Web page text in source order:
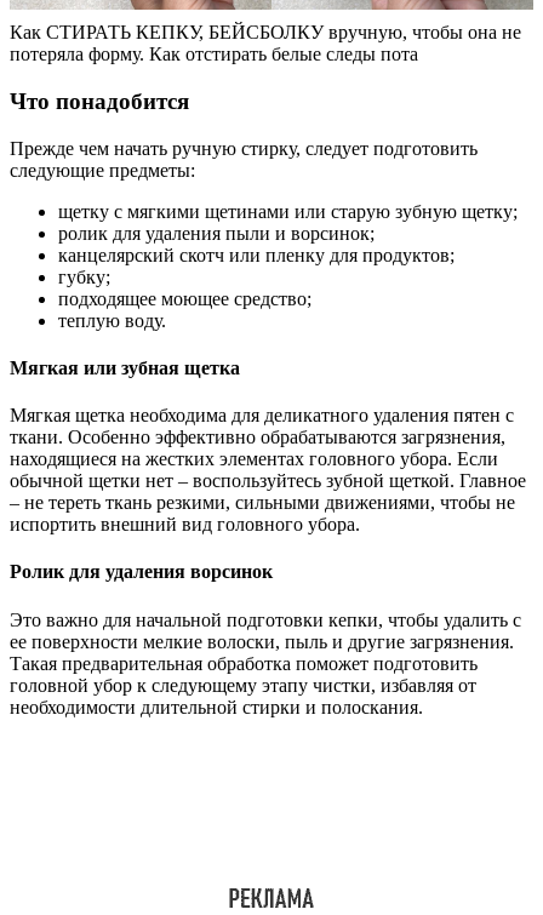
Как СТИРАТЬ КЕПКУ, БЕЙСБОЛКУ вручную, чтобы она не
потеряла форму. Как отстирать белые следы пота
Что понадобится
Прежде чем начать ручную стирку, следует подготовить
следующие предметы:
щетку с мягкими щетинами или старую зубную щетку;
ролик для удаления пыли и ворсинок;
канцелярский скотч или пленку для продуктов;
губку;
подходящее моющее средство;
теплую воду.
Мягкая или зубная щетка
Мягкая щетка необходима для деликатного удаления пятен с
ткани. Особенно эффективно обрабатываются загрязнения,
находящиеся на жестких элементах головного убора. Если
обычной щетки нет – воспользуйтесь зубной щеткой. Главное
– не тереть ткань резкими, сильными движениями, чтобы не
испортить внешний вид головного убора.
Ролик для удаления ворсинок
Это важно для начальной подготовки кепки, чтобы удалить с
ее поверхности мелкие волоски, пыль и другие загрязнения.
Такая предварительная обработка поможет подготовить
головной убор к следующему этапу чистки, избавляя от
необходимости длительной стирки и полоскания.